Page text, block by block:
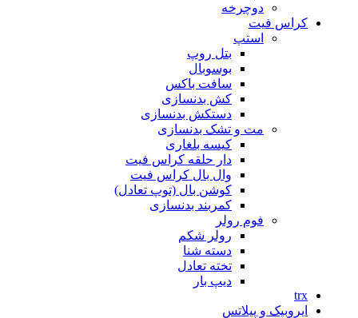
دوچرخه
کراس فیت
استپ
بتل روپ
بوسوبال
سافت باکس
کش بدنسازی
دستکش بدنسازی
مت و تشک بدنسازی
کیسه بلغاری
دار حلقه کراس فیت
وال بال کراس فیت
کوشن بال (توپ تعادل)
کمربند بدنسازی
فوم رولر
رولر شکم
دسته شنا
تخته تعادل
دیپ بار
trx
ایروبیک و پیلاتس